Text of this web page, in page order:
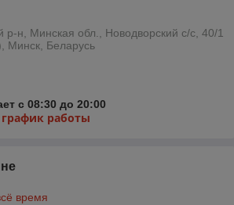
р-н, Минская обл., Новодворский с/с, 40/1
Минск, Беларусь
с 08:30 до 20:00
график работы
время